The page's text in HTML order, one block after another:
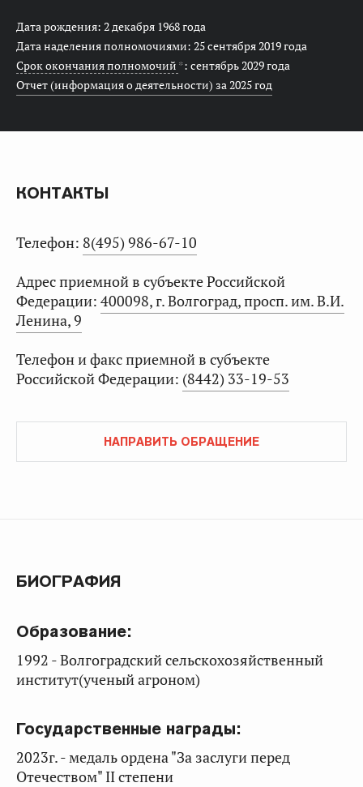
Дата рождения: 2 декабря 1968 года
Дата наделения полномочиями: 25 сентября 2019 года
Срок окончания полномочий *: сентябрь 2029 года
Отчет (информация о деятельности) за 2025 год
КОНТАКТЫ
Телефон: 8(495) 986-67-10
Адрес приемной в субъекте Российской
Федерации: 400098, г. Волгоград, просп. им. В.И.
Ленина, 9
Телефон и факс приемной в субъекте
Российской Федерации: (8442) 33-19-53
НАПРАВИТЬ ОБРАЩЕНИЕ
БИОГРАФИЯ
Образование:
1992 - Волгоградский сельскохозяйственный
институт(ученый агроном)
Государственные награды:
2023г. - медаль ордена "За заслуги перед
Отечеством" II степени